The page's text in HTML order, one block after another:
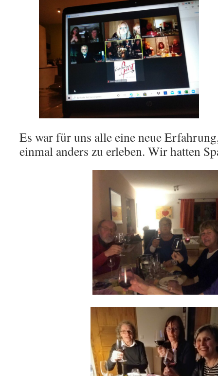
Es war für uns alle eine neue
einmal anders zu erleben. Wir hatten